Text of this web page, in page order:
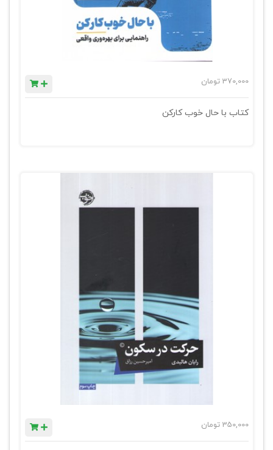
370,000 تومان
کتاب با حال خوب کارکن
350,000 تومان